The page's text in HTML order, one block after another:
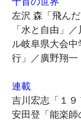
左沢 森「飛ん
「水と自由」
ル岐阜県大会
行」／廣野翔一
連載
吉川宏志「１９
安田登「能楽師